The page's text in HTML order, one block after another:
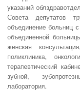
указаний
Совета депутатов
объединение больниц
объединенной
женская
поликлиника,
терапевтический
зубной,
лаборатория.